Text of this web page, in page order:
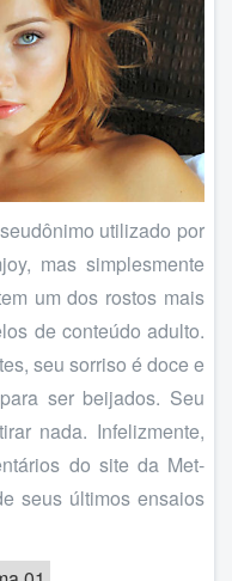
utilizado por
mas simplesmente
um dos rostos mais
de conteúdo adulto.
seu sorriso é doce e
ser beijados. Seu
nada. Infelizmente,
do site da Met-
seus últimos ensaios